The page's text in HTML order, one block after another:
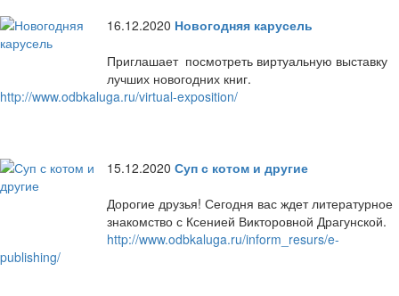
16.12.2020 Новогодняя карусель
Приглашает посмотреть виртуальную выставку
лучших новогодних книг.
http://www.odbkaluga.ru/virtual-exposition/
15.12.2020 Суп с котом и другие
Дорогие друзья! Сегодня вас ждет литературное
знакомство с Ксенией Викторовной Драгунской.
http://www.odbkaluga.ru/inform_resurs/e-
publishing/